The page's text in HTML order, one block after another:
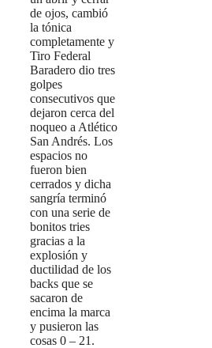
de ojos, cambió
la tónica
completamente y
Tiro Federal
Baradero dio tres
golpes
consecutivos que
dejaron cerca del
noqueo a Atlético
San Andrés. Los
espacios no
fueron bien
cerrados y dicha
sangría terminó
con una serie de
bonitos tries
gracias a la
explosión y
ductilidad de los
backs que se
sacaron de
encima la marca
y pusieron las
cosas 0 – 21.